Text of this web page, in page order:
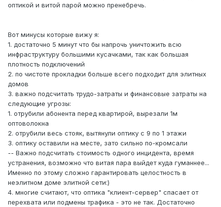
оптикой и витой парой можно пренебречь.
Вот минусы которые вижу я:
1. достаточно 5 минут что бы напрочь уничтожить всю
инфраструктуру большими кусачками, так как большая
плотность подключений
2. по чистоте прокладки больше всего подходит для элитных
домов
3. важно подсчитать трудо-затраты и финансовые затраты на
следующие угрозы:
1. отрубили абонента перед квартирой, вырезали 1м
оптоволокна
2. отрубили весь стояк, вытянули оптику с 9 по 1 этажи
3. оптику оставили на месте, зато сильно по-кромсали
-- Важно подсчитать стоимость одного инцидента, время
устранения, возможно что витая пара выйдет куда гуманнее...
Именно по этому сложно гарантировать целостность в
неэлитном доме элитной сети:)
4. многие считают, что оптика "клиент-сервер" спасает от
перехвата или подмены трафика - это не так. Достаточно